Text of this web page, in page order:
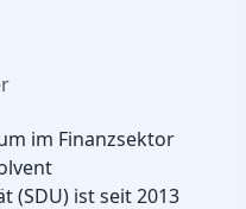
im Finanzsektor
(SDU) ist seit 2013